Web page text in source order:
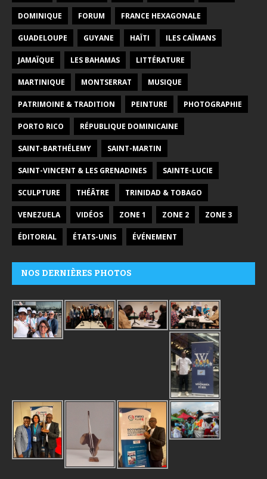
DOMINIQUE FORUM FRANCE HEXAGONALE
GUADELOUPE GUYANE HAÏTI ILES CAÏMANS
JAMAÏQUE LES BAHAMAS LITTÉRATURE
MARTINIQUE MONTSERRAT MUSIQUE
PATRIMOINE & TRADITION PEINTURE PHOTOGRAPHIE
PORTO RICO RÉPUBLIQUE DOMINICAINE
SAINT-BARTHÉLEMY SAINT-MARTIN
SAINT-VINCENT & LES GRENADINES SAINTE-LUCIE
SCULPTURE THÉÂTRE TRINIDAD & TOBAGO
VENEZUELA VIDÉOS ZONE 1 ZONE 2 ZONE 3
ÉDITORIAL ÉTATS-UNIS ÉVÉNEMENT
NOS DERNIÈRES PHOTOS